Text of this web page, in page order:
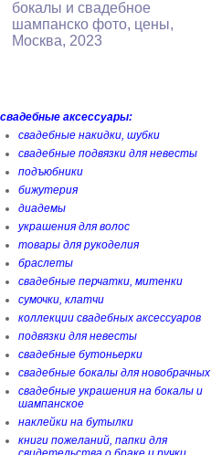
бокалы и свадебное
шампанско фото, цены,
Москва, 2023
свадебные аксессуары:
свадебные накидки, шубки
свадебные подвязки для невесты
подъюбники
бижутерия
диадемы
украшения для волос
товары для рукоделия
браслеты
свадебные перчатки, митенки
сумочки, клатчи
коллекции свадебных аксессуаров
подвязки для невесты
свадебные бутоньерки
свадебные бокалы для новобрачных
свадебные украшения на бокалы и
шампанское
наклейки на бутылки
книги пожеланий, папки для